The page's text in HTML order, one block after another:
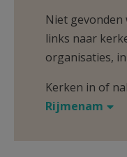
Niet gevonden
links naar
organisaties,
Kerken in of
Rijmenam